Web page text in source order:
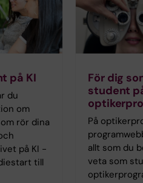
på KI
du
om
rör dina
på KI -
till
För dig
student
På
allt som du
veta som